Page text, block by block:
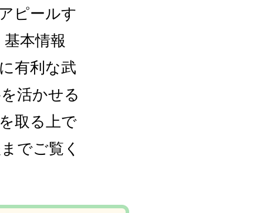
ピールす
本情報
有利な武
活かせる
取る上で
でご覧く